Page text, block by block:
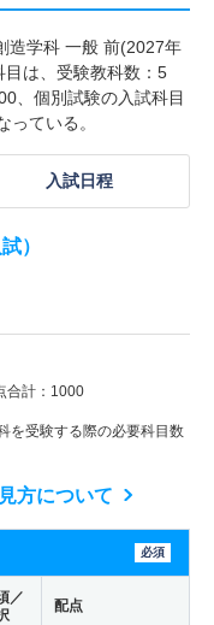
造学科 一般 前(2027年
目は、受験教科数：5
、個別試験の入試科目
ている。
入試日程
）
計：1000
を受験する際の必要科目数
方について
必須
／
配点